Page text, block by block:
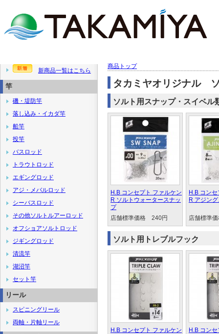
商品トップ
タカミヤオリジナル
ソルト用スナップ・スイベル
H.B コンセプト ファルケン
R ソルトウォータースナッ
プ
店舗標準価格 240円
H.B コン
R アジン
店舗標準
ソルト用トレブルフック
H.B コンセプト ファルケン
H.B コン
新商品一覧はこちら
竿
磯・堤防竿
落し込み・イカダ竿
船竿
投竿
バスロッド
トラウトロッド
エギングロッド
アジ・メバルロッド
シーバスロッド
その他ソルトルアーロッド
オフショアソルトロッド
ジギングロッド
清流竿
湖沼竿
セット竿
リール
スピニングリール
両軸・片軸リール